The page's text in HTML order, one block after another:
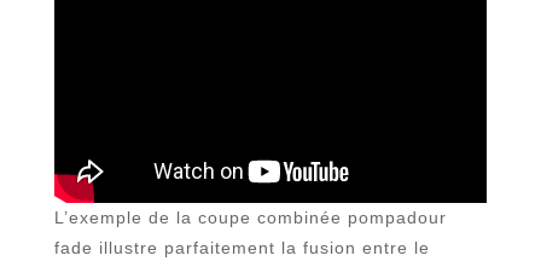
L’exemple de la coupe combinée pompadour
fade illustre parfaitement la fusion entre le